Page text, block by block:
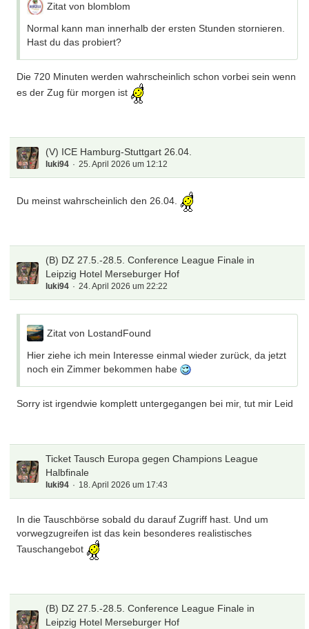
Zitat von blomblom
Normal kann man innerhalb der ersten Stunden stornieren.
Hast du das probiert?
Die 720 Minuten werden wahrscheinlich schon vorbei sein wenn
es der Zug für morgen ist
(V) ICE Hamburg-Stuttgart 26.04.
luki94 25. April 2026 um 12:12
Du meinst wahrscheinlich den 26.04.
(B) DZ 27.5.-28.5. Conference League Finale in
Leipzig Hotel Merseburger Hof
luki94 24. April 2026 um 22:22
Zitat von LostandFound
Hier ziehe ich mein Interesse einmal wieder zurück, da jetzt
noch ein Zimmer bekommen habe
Sorry ist irgendwie komplett untergegangen bei mir, tut mir Leid
Ticket Tausch Europa gegen Champions League
Halbfinale
luki94 18. April 2026 um 17:43
In die Tauschbörse sobald du darauf Zugriff hast. Und um
vorwegzugreifen ist das kein besonderes realistisches
Tauschangebot
(B) DZ 27.5.-28.5. Conference League Finale in
Leipzig Hotel Merseburger Hof